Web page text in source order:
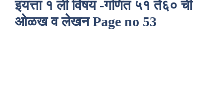
इयत्ता १ ली विषय -गणित ५१ ते६० ची
ओळख व लेखन Page no 53